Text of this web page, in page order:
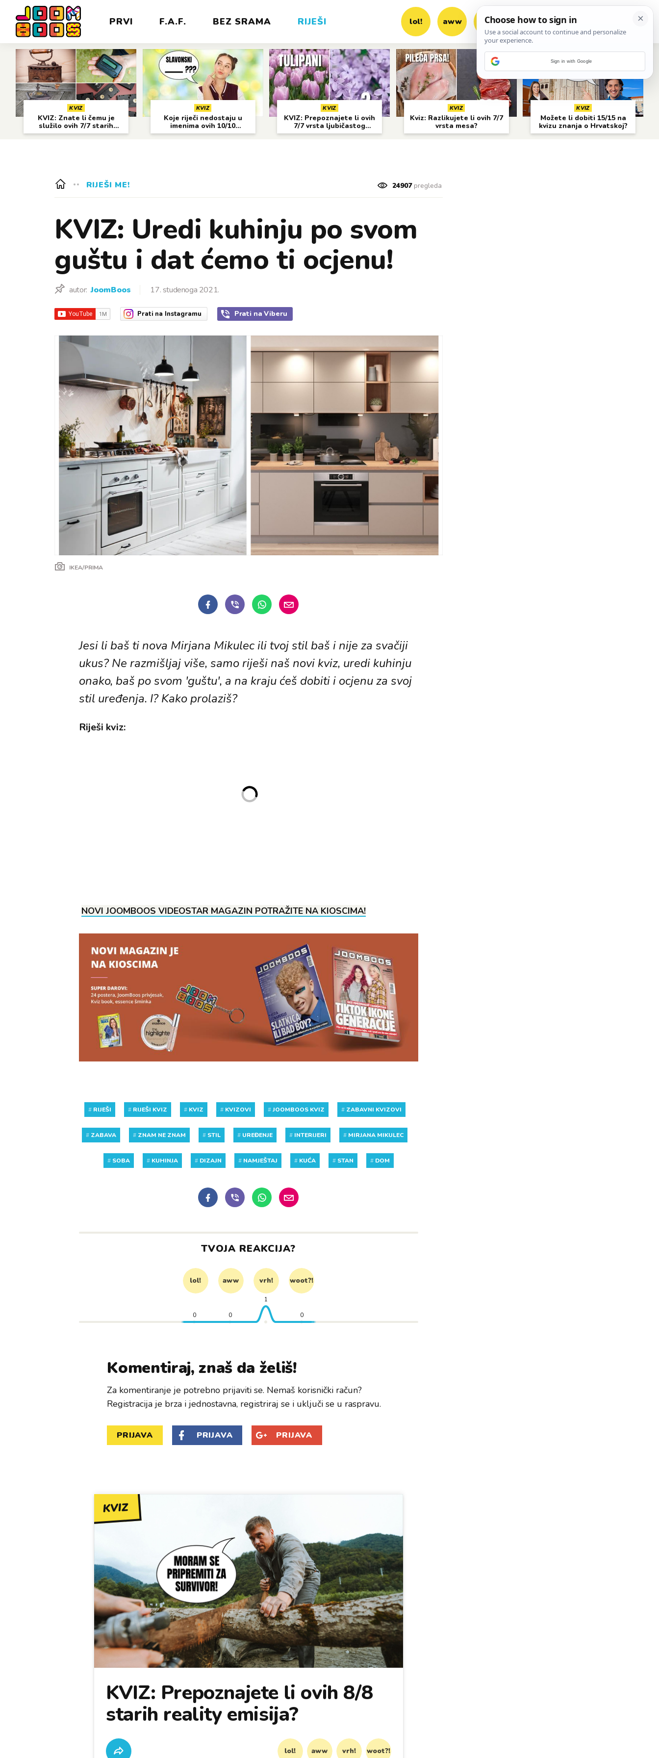
PRVI F.A.F. BEZ SRAMA RIJEŠI lol! aww vrh! woot?!
KVIZ
KVIZ: Znate li čemu je
služilo ovih 7/7 starih
predmeta?
KVIZ
Koje riječi nedostaju u
imenima ovih 10/10
gradova?
KVIZ
KVIZ: Prepoznajete li ovih
7/7 vrsta ljubičastog
cvijeća?
KVIZ
Kviz: Razlikujete li ovih 7/7
vrsta mesa?
KVIZ
Možete li dobiti 15/15 na
kvizu znanja o Hrvatskoj?
RIJEŠI ME! 24907pregleda
KVIZ: Uredi kuhinju po svom
guštu i dat ćemo ti ocjenu!
autor: JoomBoos 17. studenoga 2021.
Prati na Instagramu Prati na Viberu
IKEA/PRIMA
Jesi li baš ti nova Mirjana Mikulec ili tvoj stil baš i nije za svačiji
ukus? Ne razmišljaj više, samo riješi naš novi kviz, uredi kuhinju
onako, baš po svom 'guštu', a na kraju ćeš dobiti i ocjenu za svoj
stil uređenja. I? Kako prolaziš?
Riješi kviz:
NOVI JOOMBOOS VIDEOSTAR MAGAZIN POTRAŽITE NA KIOSCIMA!
# RIJEŠI # RIJEŠI KVIZ # KVIZ # KVIZOVI #JOOMBOOS KVIZ # ZABAVNI KVIZOVI
# ZABAVA # ZNAM NE ZNAM # STIL # UREĐENJE # INTERIJERI # MIRJANA MIKULEC
# SOBA # KUHINJA # DIZAJN # NAMJEŠTAJ # KUĆA # STAN # DOM
TVOJA REAKCIJA?
lol! aww vrh! woot?!
0 0
1
0
Komentiraj, znaš da želiš!
Za komentiranje je potrebno prijaviti se. Nemaš korisnički račun?
Registracija je brza i jednostavna, registriraj se i uključi se u raspravu.
PRIJAVA PRIJAVA PRIJAVA
KVIZ
KVIZ: Prepoznajete li ovih 8/8
starih reality emisija?
lol! aww vrh! woot?!
Sign in with Google